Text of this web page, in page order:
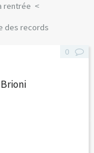
rentrée
des records
0